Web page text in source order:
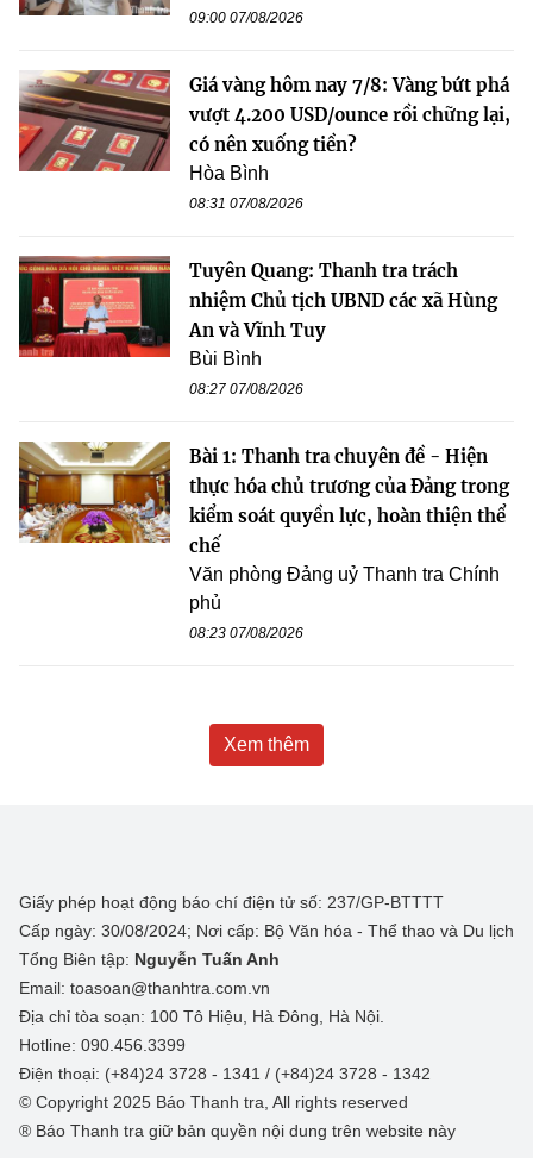
09:00 07/08/2026
Giá vàng hôm nay 7/8: Vàng bứt phá
vượt 4.200 USD/ounce rồi chững lại,
có nên xuống tiền?
Hòa Bình
08:31 07/08/2026
Tuyên Quang: Thanh tra trách
nhiệm Chủ tịch UBND các xã Hùng
An và Vĩnh Tuy
Bùi Bình
08:27 07/08/2026
Bài 1: Thanh tra chuyên đề - Hiện
thực hóa chủ trương của Đảng trong
kiểm soát quyền lực, hoàn thiện thể
chế
Văn phòng Đảng uỷ Thanh tra Chính
phủ
08:23 07/08/2026
Xem thêm
Giấy phép hoạt động báo chí điện tử số: 237/GP-BTTTT
Cấp ngày: 30/08/2024; Nơi cấp: Bộ Văn hóa - Thể thao và Du lịch
Tổng Biên tập: Nguyễn Tuấn Anh
Email: toasoan@thanhtra.com.vn
Địa chỉ tòa soạn: 100 Tô Hiệu, Hà Đông, Hà Nội.
Hotline: 090.456.3399
Điện thoại: (+84)24 3728 - 1341 / (+84)24 3728 - 1342
© Copyright 2025 Báo Thanh tra, All rights reserved
® Báo Thanh tra giữ bản quyền nội dung trên website này